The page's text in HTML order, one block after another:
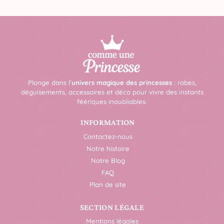
Plonge dans l’univers magique des princesses: robes,
déguisements, accessoires et déco pour vivre des instants
féériques inoubliables.
INFORMATION
Contactez-nous
Notre histoire
Notre Blog
FAQ
Plan de site
SECTION LÉGALE
Mentions légales